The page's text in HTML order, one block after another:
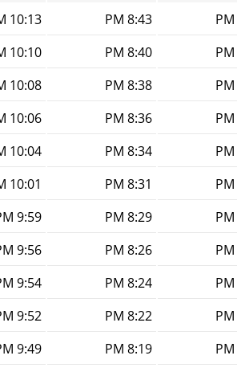
8:43 PM
10:13 PM
8:40 PM
10:10 PM
8:38 PM
10:08 PM
8:36 PM
10:06 PM
8:34 PM
10:04 PM
8:31 PM
10:01 PM
8:29 PM
9:59 PM
8:26 PM
9:56 PM
8:24 PM
9:54 PM
8:22 PM
9:52 PM
8:19 PM
9:49 PM